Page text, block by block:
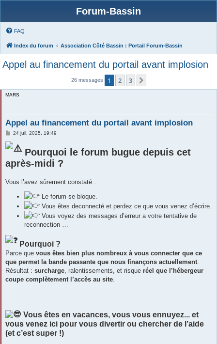
Forum-Bassin
FAQ
Index du forum Association Côté Bassin : Portail Forum-Bassin
Appel au financement du portail avant implosion
26 messages 1 2 3
MARS
Appel au financement du portail avant implosion
M
s
s
g
e
24 juil. 2025, 19:49
Pourquoi le forum bugue depuis cet
après-midi ?
Vous l’avez sûrement constaté :
Le forum se bloque.
Vous êtes deconnecté et perdez ce que vous venez d’écrire.
Vous voyez des messages d’erreur a votre tentative de
reconnection …
Pourquoi ?
Parce que vous êtes bien plus nombreux à vous connecter que ce
que permet la bande passante que nous finançons actuellement.
Résultat : surcharge, ralentissements, et risque réel que l’hébergeur
coupe complètement l’accès au site.
Vous êtes en vacances, vous vous ennuyez... et
vous venez ici pour vous divertir ou chercher de l’aide
(et c’est super !)